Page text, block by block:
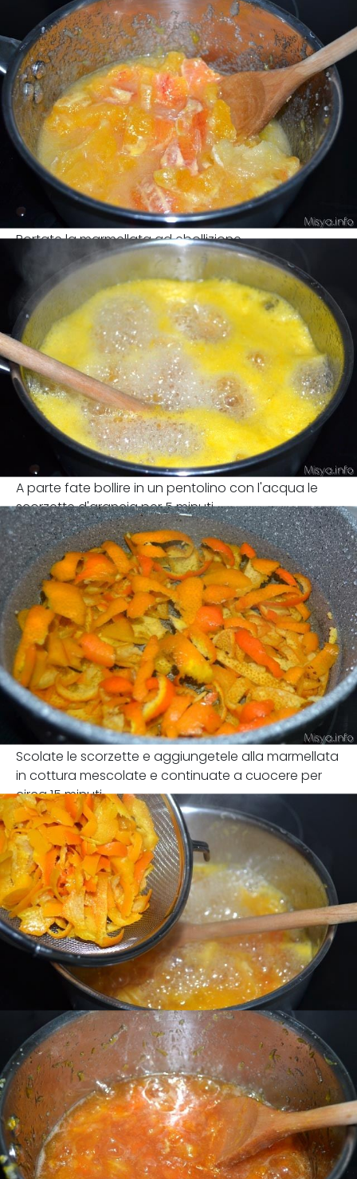
Portate la marmellata ad ebollizione
A parte fate bollire in un pentolino con l'acqua le
scorzette d'arancia per 5 minuti
Scolate le scorzette e aggiungetele alla marmellata
in cottura mescolate e continuate a cuocere per
circa 15 minuti